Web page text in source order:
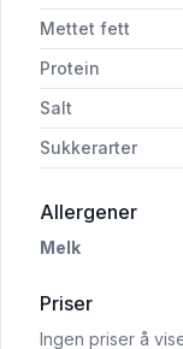
Mettet fett
Protein
Salt
Sukkerarter
Allergeneri
Melk
Priser
Ingen priser å